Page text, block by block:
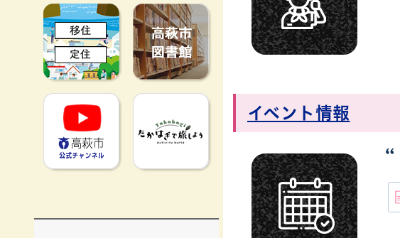
移住定住 高萩市図書館
高萩市YouTube公式チャンネル
イベント情報